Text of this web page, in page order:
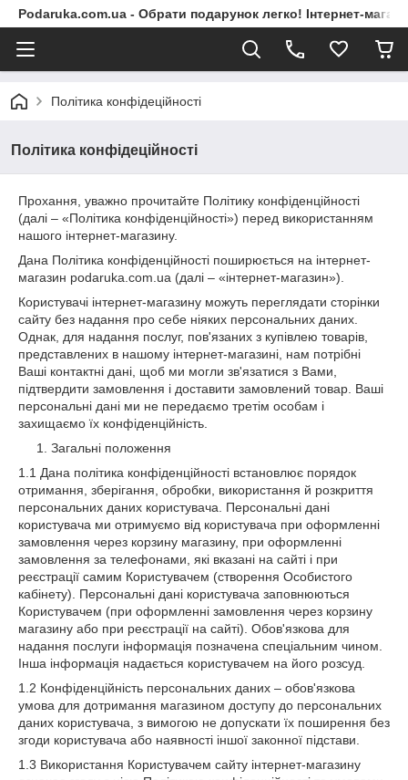
Podaruka.com.ua - Обрати подарунок легко! Інтернет-
Політика конфідеційності
Політика конфідеційності
Прохання, уважно прочитайте Політику конфіденційності
(далі – «Політика конфіденційності») перед використанням
нашого інтернет-магазину.
Дана Політика конфіденційності поширюється на інтернет-
магазин podaruka.com.ua (далі – «інтернет-магазин»).
Користувачі інтернет-магазину можуть переглядати сторінки
сайту без надання про себе ніяких персональних даних.
Однак, для надання послуг, пов'язаних з купівлею товарів,
представлених в нашому інтернет-магазині, нам потрібні
Ваші контактні дані, щоб ми могли зв'язатися з Вами,
підтвердити замовлення і доставити замовлений товар. Ваші
персональні дані ми не передаємо третім особам і
захищаємо їх конфіденційність.
Загальні положення
1.1 Дана політика конфіденційності встановлює порядок
отримання, зберігання, обробки, використання й розкриття
персональних даних користувача. Персональні дані
користувача ми отримуємо від користувача при оформленні
замовлення через корзину магазину, при оформленні
замовлення за телефонами, які вказані на сайті і при
реєстрації самим Користувачем (створення Особистого
кабінету). Персональні дані користувача заповнюються
Користувачем (при оформленні замовлення через корзину
магазину або при реєстрації на сайті). Обов'язкова для
надання послуги інформація позначена спеціальним чином.
Інша інформація надається користувачем на його розсуд.
1.2 Конфіденційність персональних даних – обов'язкова
умова для дотримання магазином доступу до персональних
даних користувача, з вимогою не допускати їх поширення без
згоди користувача або наявності іншої законної підстави.
1.3 Використання Користувачем сайту інтернет-магазину